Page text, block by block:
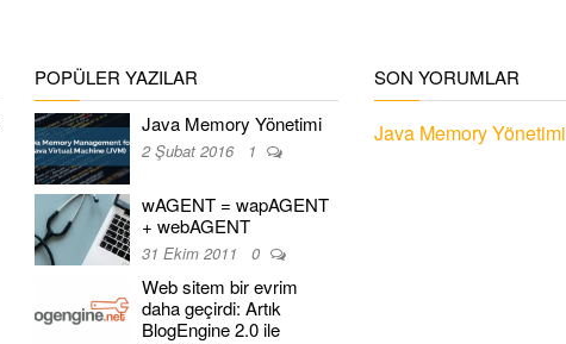
POPÜLER YAZILAR
Java Memory Yönetimi
2 Şubat 2016 1
wAGENT = wapAGENT
+ webAGENT
31 Ekim 2011 0
Web sitem bir evrim
daha geçirdi: Artık
BlogEngine 2.0 ile
SON YORUMLAR
Java Memory Yönetimi